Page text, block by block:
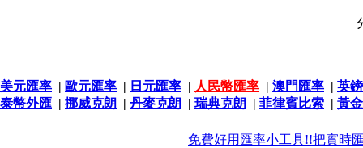
美元匯率 | 歐元匯率 | 日元匯率 | 人民幣匯率 | 澳門匯率 | 英
泰幣外匯 | 挪威克朗 | 丹麥克朗 | 瑞典克朗 | 菲律賓比索 | 黃
免費好用匯率小工具!!把實時